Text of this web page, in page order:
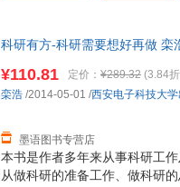
级、硕士和博士研究生阅读。
科研有方-科研需要想好再做 栾
本书是作者多年来从事科研工
从做科研的准备工作、做科研
¥110.81 定价： ¥289.32 (3.84
墨语图书专营店
栾浩 /2014-05-01 /西安电子科技大